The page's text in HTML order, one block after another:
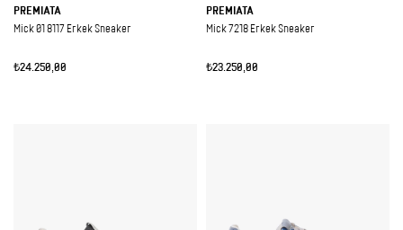
PREMIATA
Mick 01 8117 Erkek Sneaker
₺24.250,00
PREMIATA
Mick 7218 Erkek Sneaker
₺23.250,00